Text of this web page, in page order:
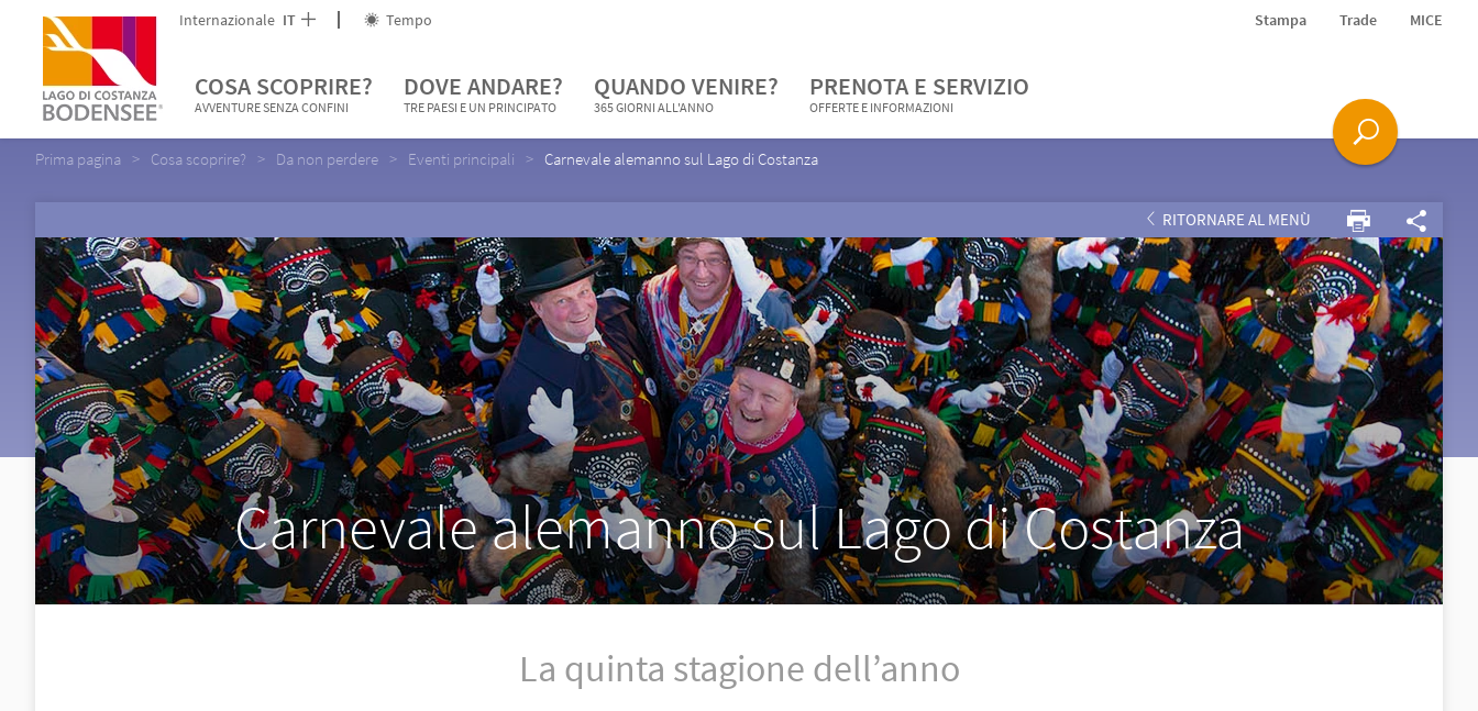
Internazionale IT Tempo Stampa Trade MICE
COSA SCOPRIRE?
AVVENTURE SENZA CONFINI
DOVE ANDARE?
TRE PAESI E UN PRINCIPATO
QUANDO VENIRE?
365 GIORNI ALL'ANNO
PRENOTA E SERVIZIO
OFFERTE E INFORMAZIONI
Prima pagina Cosa scoprire? Da non perdere Eventi principali Carnevale alemanno sul Lago di Costanza
RITORNARE AL MENÙ
Carnevale alemanno sul Lago di Costanza
La quinta stagione dell’anno